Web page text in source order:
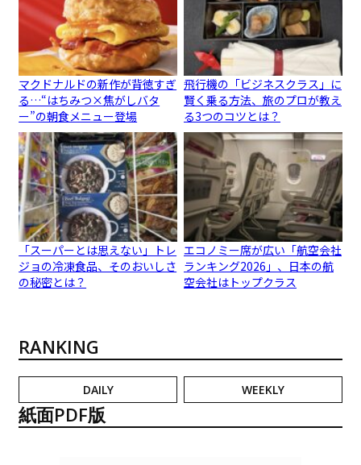
マクドナルドの新作が背徳すぎ
る…“はちみつ×焦がしバタ
ー”の朝食メニュー登場
飛行機の「ビジネスクラス」に
賢く乗る方法、旅のプロが教え
る3つのコツとは？
「スーパーとは思えない」トレ
ジョの冷凍食品、そのおいしさ
の秘密とは？
エコノミー席が広い「航空会社
ランキング2026」、日本の航
空会社はトップクラス
RANKING
DAILY WEEKLY
紙面PDF版